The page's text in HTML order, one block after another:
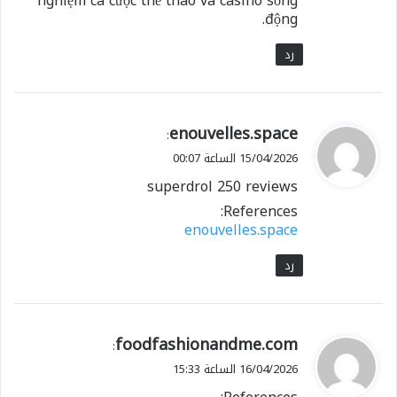
động.
رد
ي
ق
ل
enouvelles.space
:
15/04/2026 الساعة 00:07
superdrol 250 reviews
References:
enouvelles.space
رد
ي
ق
foodfashionandme.com
:
16/04/2026 الساعة 15:33